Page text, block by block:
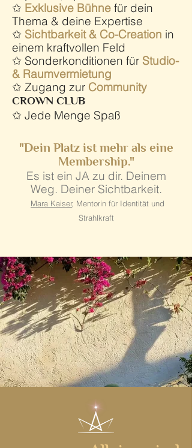
✩ Exklusive Bühne für dein
Thema & deine Expertise
✩ Sichtbarkeit & Co-Creation in
einem kraftvollen Feld
✩ Sonderkonditionen für Studio-
& Raumvermietung
✩ Zugang zur Community
CROWN CLUB
✩ Jede Menge Spaß
"Dein Platz ist mehr als eine
Membership."
Es ist ein JA zu dir. Deinem
Weg. Deiner Sichtbarkeit.
Mara Kaiser, Mentorin für Identität und
Strahlkraft